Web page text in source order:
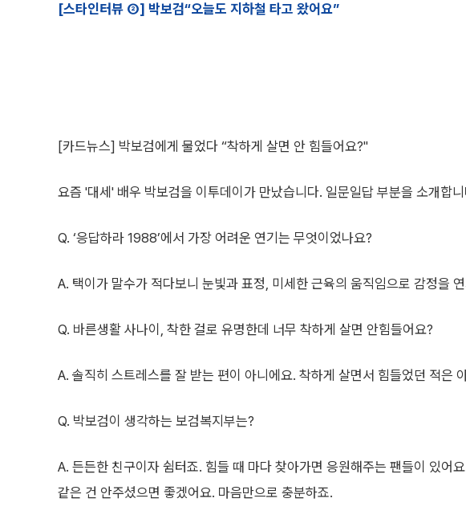
[스타인터뷰 ②] 박보검“오늘도 지하철 타고 왔어요”
[카드뉴스] 박보검에게 물었다 “착하게 살면 안 힘들어요?"
요즘 '대세' 배우 박보검을 이투데이가 만났습니다. 일문일답 부분을 소개합
Q. ‘응답하라 1988’에서 가장 어려운 연기는 무엇이었나요?
A. 택이가 말수가 적다보니 눈빛과 표정, 미세한 근육의 움직임으로 감정을
Q. 바른생활 사나이, 착한 걸로 유명한데 너무 착하게 살면 안힘들어요?
A. 솔직히 스트레스를 잘 받는 편이 아니에요. 착하게 살면서 힘들었던 적은
Q. 박보검이 생각하는 보검복지부는?
A. 든든한 친구이자 쉼터죠. 힘들 때 마다 찾아가면 응원해주는 팬들이 있어
같은 건 안주셨으면 좋겠어요. 마음만으로 충분하죠.